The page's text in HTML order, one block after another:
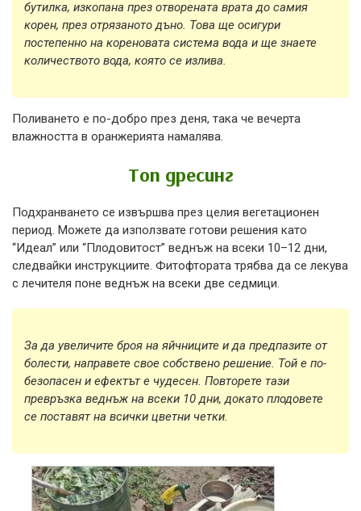
бутилка, изкопана през отворената врата до самия
корен, през отрязаното дъно. Това ще осигури
постепенно на кореновата система вода и ще знаете
количеството вода, която се излива.
Поливането е по-добро през деня, така че вечерта
влажността в оранжерията намалява.
Топ дресинг
Подхранването се извършва през целия вегетационен
период. Можете да използвате готови решения като
“Идеал” или “Плодовитост” веднъж на всеки 10–12 дни,
следвайки инструкциите. Фитофтората трябва да се лекува
с лечителя поне веднъж на всеки две седмици.
За да увеличите броя на яйчниците и да предпазите от
болести, направете свое собствено решение. Той е по-
безопасен и ефектът е чудесен. Повторете тази
превръзка веднъж на всеки 10 дни, докато плодовете
се поставят на всички цветни четки.